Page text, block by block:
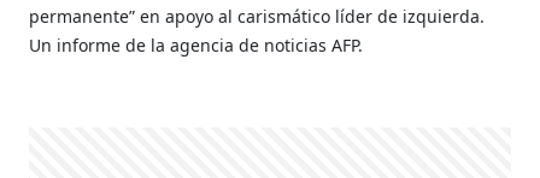
permanente” en apoyo al carismático líder de izquierda.
Un informe de la agencia de noticias AFP.